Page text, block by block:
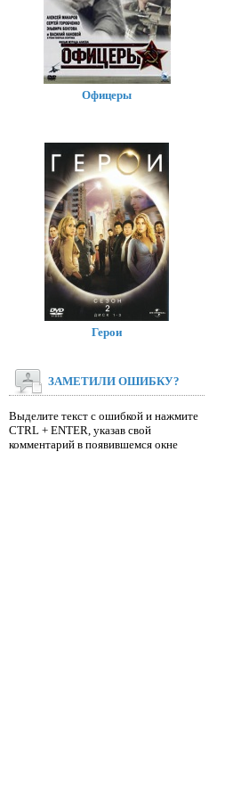
Офицеры
Герои
ЗАМЕТИЛИ ОШИБКУ?
Выделите текст с ошибкой и нажмите
CTRL + ENTER, указав свой
комментарий в появившемся окне